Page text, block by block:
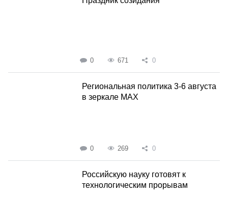
0 671 0
Региональная политика 3-6 августа
в зеркале MAX
0 269 0
Российскую науку готовят к
технологическим прорывам